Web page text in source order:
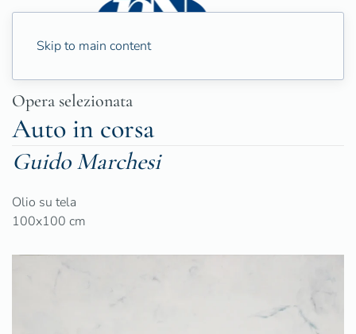
Skip to main content
Opera selezionata
Auto in corsa
Guido Marchesi
Olio su tela
100x100 cm